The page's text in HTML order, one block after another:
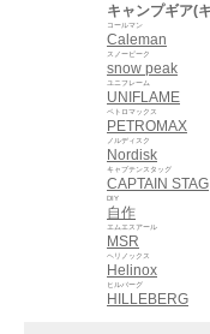
キャンプギア(
Caleman
コールマン
snow peak
スノーピーク
UNIFLAME
ユニフレーム
PETROMAX
ペトロマックス
Nordisk
ノルディスク
CAPTAIN STAG
キャプテンスタッグ
自作
DIY
MSR
エムエスアール
Helinox
ヘリノックス
HILLEBERG
ヒルバーグ